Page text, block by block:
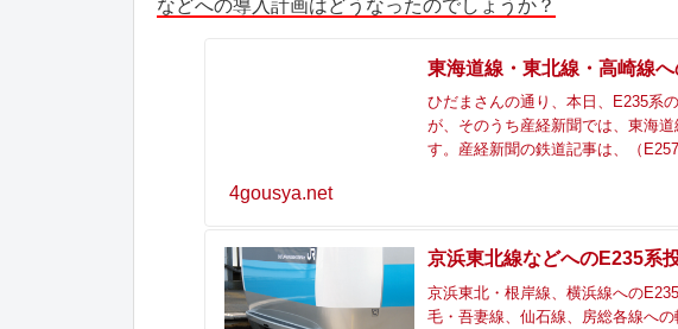
などへの導入計画はどうなったのでしょうか？
東海道線・東北線・高崎線
ひだまさんの通り、本日、E235系
が、そのうち産経新聞では、東海
す。産経新聞の鉄道記事は、（
4gousya.net
京浜東北線などへのE235系
京浜東北・根岸線、横浜線への
毛・吾妻線、仙石線、房総各線へ